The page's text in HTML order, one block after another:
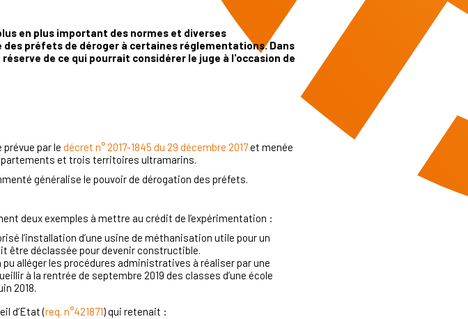
en plus important des normes et diverses
préfets de déroger à certaines réglementations. Dans
de ce qui pourrait considérer le juge à l'occasion de
par le décret n° 2017-1845 du 29 décembre 2017et menée
et trois territoires ultramarins.
généralise le pouvoir de dérogation des préfets.
deux exemples à mettre au crédit de l’expérimentation :
l’installation d’une usine de méthanisation utile pour un
être déclassée pour devenir constructible.
pu alléger les procédures administratives à réaliser par une
à la rentrée de septembre 2019 des classes d’une école
2018.
d’Etat (req. n°421871) qui retenait :